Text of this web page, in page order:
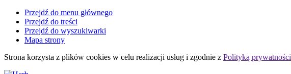
Przejdź do menu głównego
Przejdź do treści
Przejdź do wyszukiwarki
Mapa strony
Strona korzysta z plików cookies w celu realizacji usług i zgodnie z Polityką prywatności